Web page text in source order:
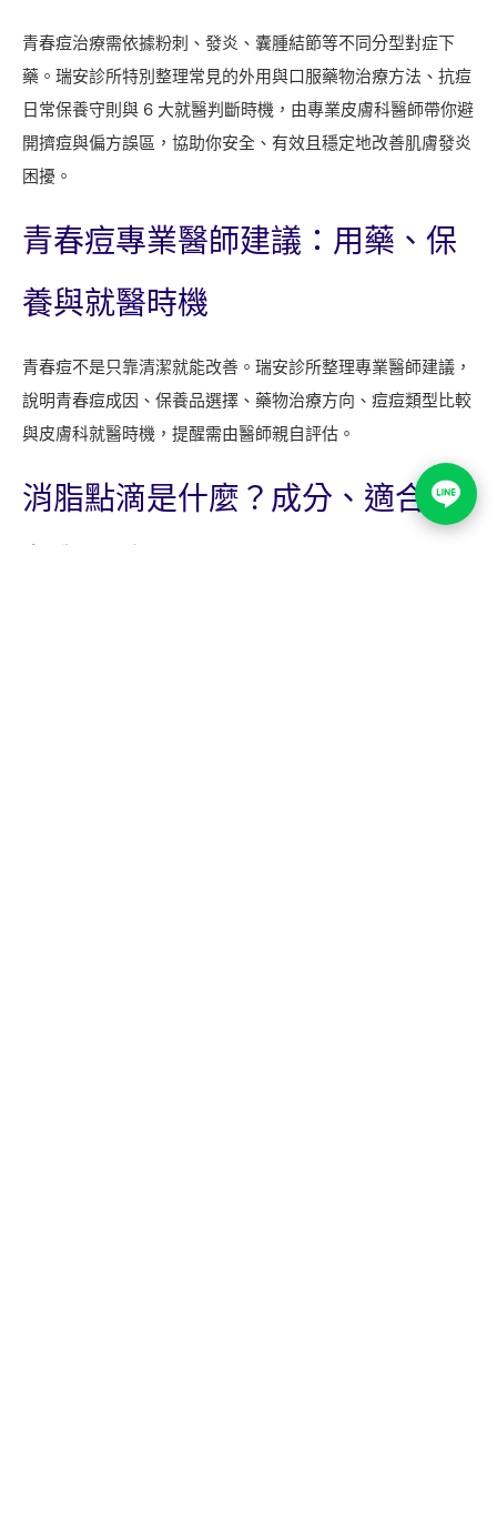
青春痘治療需依據粉刺、發炎、囊腫結節等不同分型對症下
藥。瑞安診所特別整理常見的外用與口服藥物治療方法、抗痘
日常保養守則與 6 大就醫判斷時機，由專業皮膚科醫師帶你避
開擠痘與偏方誤區，協助你安全、有效且穩定地改善肌膚發炎
困擾。
青春痘專業醫師建議：用藥、保
養與就醫時機
青春痘不是只靠清潔就能改善。瑞安診所整理專業醫師建議，
說明青春痘成因、保養品選擇、藥物治療方向、痘痘類型比較
與皮膚科就醫時機，提醒需由醫師親自評估。
消脂點滴是什麼？成分、適合對